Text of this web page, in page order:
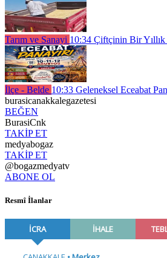
Tarım ve Sanayi 10:34 Çiftçinin Bir Yıllık
İlçe - Belde 10:33 Geleneksel Eceabat
burasicanakkalegazetesi
BEĞEN
BurasiCnk
TAKİP ET
medyabogaz
TAKİP ET
@bogazmedyatv
ABONE OL
Resmî İlanlar